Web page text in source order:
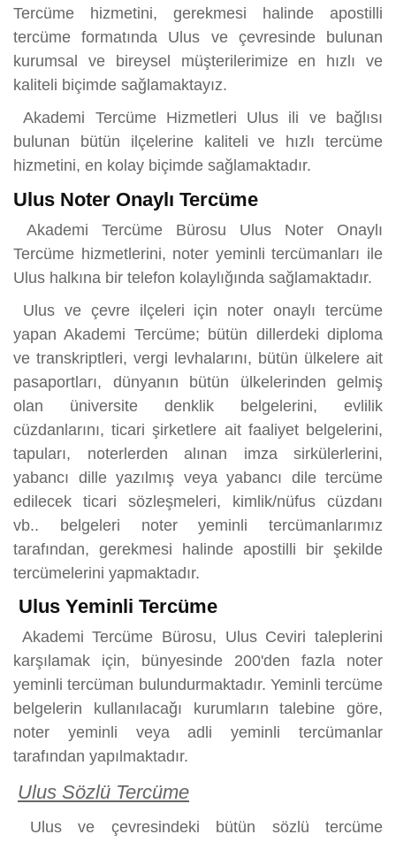
Tercüme hizmetini, gerekmesi halinde apostilli
tercüme formatında Ulus ve çevresinde bulunan
kurumsal ve bireysel müşterilerimize en hızlı ve
kaliteli biçimde sağlamaktayız.
Akademi Tercüme Hizmetleri Ulus ili ve bağlısı
bulunan bütün ilçelerine kaliteli ve hızlı tercüme
hizmetini, en kolay biçimde sağlamaktadır.
Ulus Noter Onaylı Tercüme
Akademi Tercüme Bürosu Ulus Noter Onaylı
Tercüme hizmetlerini, noter yeminli tercümanları ile
Ulus halkına bir telefon kolaylığında sağlamaktadır.
Ulus ve çevre ilçeleri için noter onaylı tercüme
yapan Akademi Tercüme; bütün dillerdeki diploma
ve transkriptleri, vergi levhalarını, bütün ülkelere ait
pasaportları, dünyanın bütün ülkelerinden gelmiş
olan üniversite denklik belgelerini, evlilik
cüzdanlarını, ticari şirketlere ait faaliyet belgelerini,
tapuları, noterlerden alınan imza sirkülerlerini,
yabancı dille yazılmış veya yabancı dile tercüme
edilecek ticari sözleşmeleri, kimlik/nüfus cüzdanı
vb.. belgeleri noter yeminli tercümanlarımız
tarafından, gerekmesi halinde apostilli bir şekilde
tercümelerini yapmaktadır.
Ulus Yeminli Tercüme
Akademi Tercüme Bürosu, Ulus Ceviri taleplerini
karşılamak için, bünyesinde 200'den fazla noter
yeminli tercüman bulundurmaktadır. Yeminli tercüme
belgelerin kullanılacağı kurumların talebine göre,
noter yeminli veya adli yeminli tercümanlar
tarafından yapılmaktadır.
Ulus Sözlü Tercüme
Ulus ve çevresindeki bütün sözlü tercüme